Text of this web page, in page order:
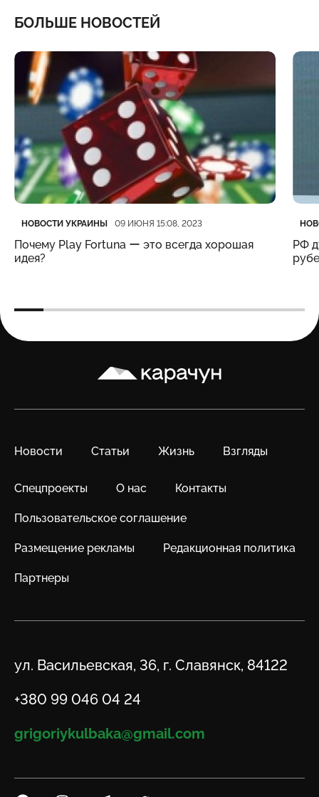
БОЛЬШЕ НОВОСТЕЙ
Категория
НОВОСТИ УКРАИНЫ
Дата публикации 09 ИЮНЯ 15:08, 2023
Почему Play Fortuna ー это всегда хорошая
идея?
РФ
Карачун
Новости Статьи Жизнь Взгляды
Спецпроекты О нас Контакты
Пользовательское соглашение
Размещение рекламы Редакционная политика
Партнеры
Адрес
ул. Васильевская, 36, г. Славянск, 84122
Телефон
+380 99 046 04 24
Email
grigoriykulbaka@gmail.com